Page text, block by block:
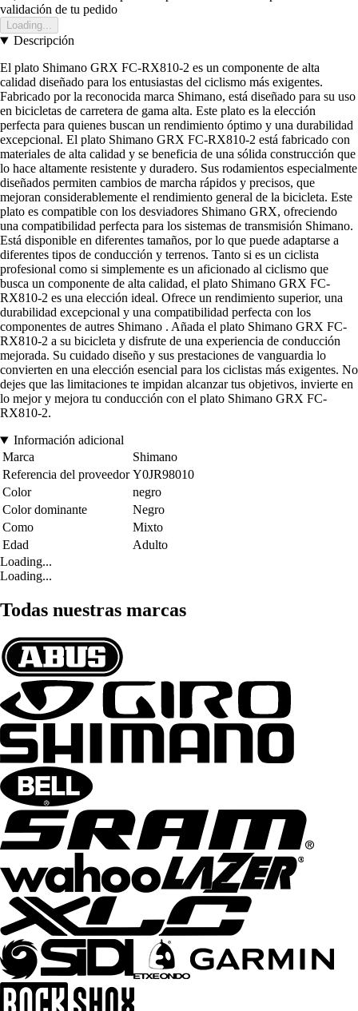
validación de tu pedido
Loading...
Descripción
El plato Shimano GRX FC-RX810-2 es un componente de alta
calidad diseñado para los entusiastas del ciclismo más exigentes.
Fabricado por la reconocida marca Shimano, está diseñado para su uso
en bicicletas de carretera de gama alta. Este plato es la elección
perfecta para quienes buscan un rendimiento óptimo y una durabilidad
excepcional. El plato Shimano GRX FC-RX810-2 está fabricado con
materiales de alta calidad y se beneficia de una sólida construcción que
lo hace altamente resistente y duradero. Sus rodamientos especialmente
diseñados permiten cambios de marcha rápidos y precisos, que
mejoran considerablemente el rendimiento general de la bicicleta. Este
plato es compatible con los desviadores Shimano GRX, ofreciendo
una compatibilidad perfecta para los sistemas de transmisión Shimano.
Está disponible en diferentes tamaños, por lo que puede adaptarse a
diferentes tipos de conducción y terrenos. Tanto si es un ciclista
profesional como si simplemente es un aficionado al ciclismo que
busca un componente de alta calidad, el plato Shimano GRX FC-
RX810-2 es una elección ideal. Ofrece un rendimiento superior, una
durabilidad excepcional y una compatibilidad perfecta con los
componentes de autres Shimano . Añada el plato Shimano GRX FC-
RX810-2 a su bicicleta y disfrute de una experiencia de conducción
mejorada. Su cuidado diseño y sus prestaciones de vanguardia lo
convierten en una elección esencial para los ciclistas más exigentes. No
dejes que las limitaciones te impidan alcanzar tus objetivos, invierte en
lo mejor y mejora tu conducción con el plato Shimano GRX FC-
RX810-2.
Información adicional
Marca
Shimano
Referencia del proveedor Y0JR98010
Color
negro
Color dominante
Negro
Como
Mixto
Edad
Adulto
Loading...
Loading...
Todas nuestras marcas